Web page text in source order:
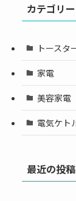
カテゴリー
トースタ
家電
美容家電
電気ケト
最近の投稿